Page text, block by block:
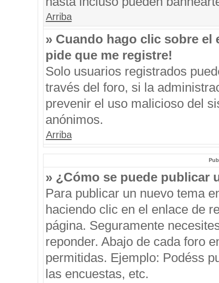
Arriba
» Cuando hago clic sobre el
pide que me registre!
Solo usuarios registrados
través del foro, si la
prevenir el uso malicioso del
anónimos.
Arriba
» ¿Cómo se puede publicar
Para publicar un nuevo tema
haciendo clic en el enlace de
página. Seguramente
reponder. Abajo de cada foro
permitidas. Ejemplo: Podéss
las encuestas, etc.